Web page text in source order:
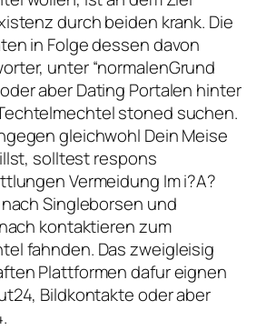
durch beiden krank. Die
in Folge dessen davon
unter “normalenGrund
aber Dating Portalen hinter
stoned suchen.
gleichwohl Dein Meise
solltest respons
Vermeidung Im i?A?
Singleborsen und
kontaktieren zum
fahnden. Das zweigleisig
Plattformen dafur eignen
Bildkontakte oder aber